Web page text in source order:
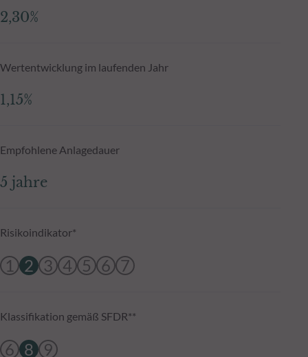
2,30%
Wertentwicklung im laufenden Jahr
1,15%
Empfohlene Anlagedauer
5 jahre
Risikoindikator*
1 2 3 4 5 6 7
Klassifikation gemäß SFDR**
6 8 9